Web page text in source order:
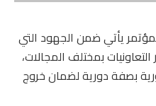
يأتي ضمن الجهود التي
بمختلف المجالات،
بصفة دورية لضمان خروج